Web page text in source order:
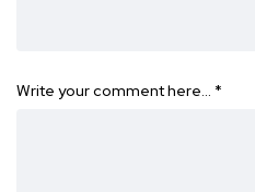
Write your comment here… *